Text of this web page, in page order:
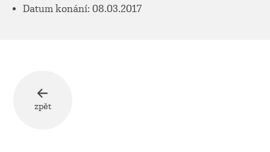
Datum konání: 08.03.2017
zpět